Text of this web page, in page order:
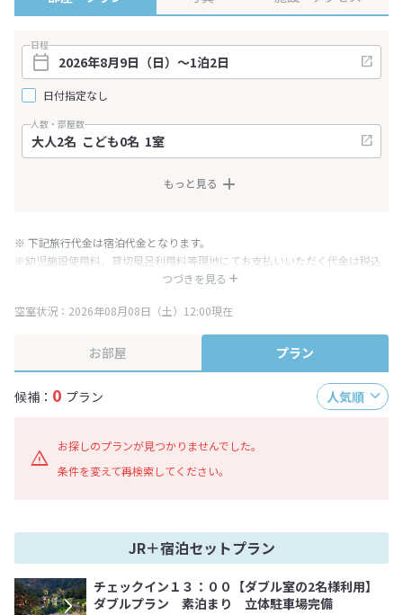
日程
日付指定なし
人数・部屋数
もっと見る
つづきを見る
※ 下記旅行代金は宿泊代金となります。
※幼児施設使用料、貸切風呂利用料等現地にてお支払いいただく代金は税込
み表記となりますが、消費税増税に伴い代金が一部変更となる場合がござい
※表示されている旅行代金・プラン内容は一定時間ごとに更新されます。最
空室状況：2026年08月08日（土）12:00現在
お部屋 プラン
候補： 0 プラン 人気順
お探しのプランが見つかりませんでした。
条件を変えて再検索してください。
JR＋宿泊セットプラン
チェックイン１３：００【ダブル室の2名様利用】
ダブルプラン 素泊まり 立体駐車場完備